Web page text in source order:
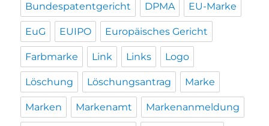
Bundespatentgericht DPMA EU-Marke
EuG EUIPO Europäisches Gericht
Farbmarke Link Links Logo
Löschung Löschungsantrag Marke
Marken Markenamt Markenanmeldung